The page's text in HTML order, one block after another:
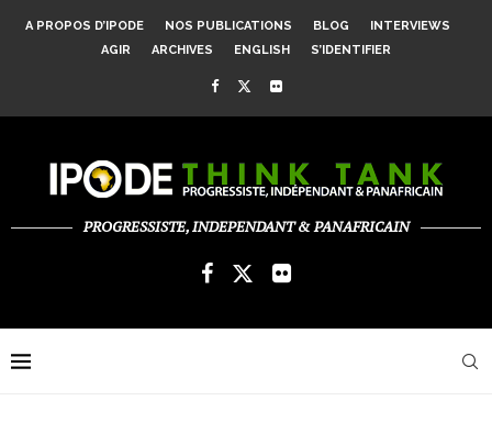
A PROPOS D’IPODE NOS PUBLICATIONS BLOG
INTERVIEWS
AGIR
ARCHIVES ENGLISH S’IDENTIFIER
PROGRESSISTE, INDEPENDANT & PANAFRICAIN